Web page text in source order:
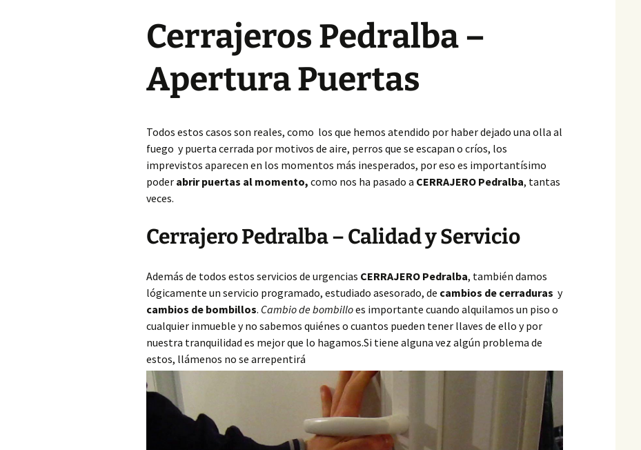
Cerrajeros Pedralba –
Apertura Puertas
Todos estos casos son reales, como los que hemos atendido por haber dejado una olla al
fuego y puerta cerrada por motivos de aire, perros que se escapan o críos, los
imprevistos aparecen en los momentos más inesperados, por eso es importantísimo
poder abrir puertas al momento, como nos ha pasado a CERRAJERO Pedralba, tantas
veces.
Cerrajero Pedralba – Calidad y Servicio
Además de todos estos servicios de urgencias CERRAJERO Pedralba, también damos
lógicamente un servicio programado, estudiado asesorado, de cambios de cerraduras y
cambios de bombillos. Cambio de bombilloes importante cuando alquilamos un piso o
cualquier inmueble y no sabemos quiénes o cuantos pueden tener llaves de ello y por
nuestra tranquilidad es mejor que lo hagamos.Si tiene alguna vez algún problema de
estos, llámenos no se arrepentirá